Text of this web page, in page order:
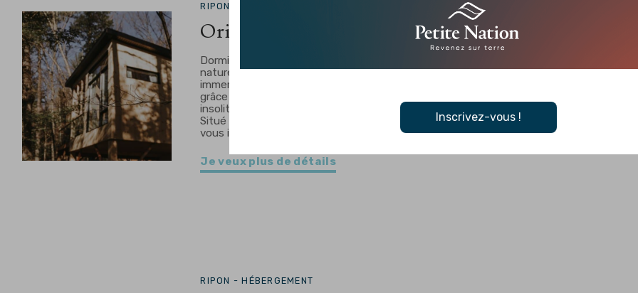
Inscrivez-vous !
RIPON -
Origine Aventure
Dormir autrement, en pleine
nature Offrez-vous une
immersion totale en nature
grâce aux hébergements
insolites d’Origine Aventure!
Situé à Ripon, ce lieu unique
vous invite…
Je veux plus de détails
RIPON -HÉBERGEMENT